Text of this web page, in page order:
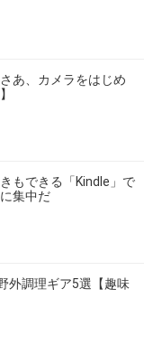
あ、カメラをはじめ
もできる「Kindle」で
集中だ
外調理ギア5選【趣味